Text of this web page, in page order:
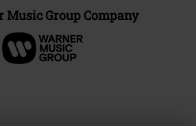
Music Group Company